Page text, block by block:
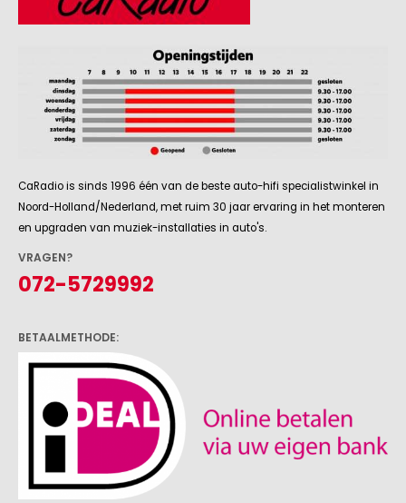
CaRadio is sinds 1996 één van de beste auto-hifi specialistwinkel in
Noord-Holland/Nederland, met ruim 30 jaar ervaring in het monteren
en upgraden van muziek-installaties in auto's.
VRAGEN?
072-5729992
BETAALMETHODE: